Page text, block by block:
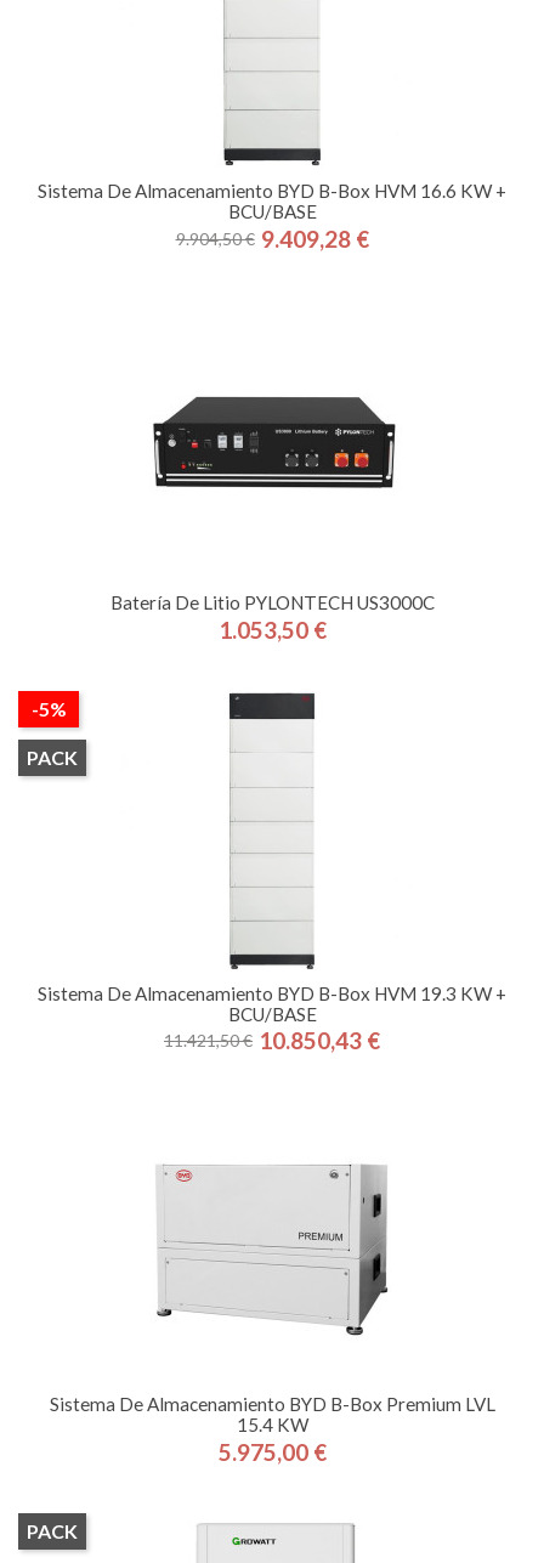
Sistema De Almacenamiento BYD B-Box HVM 16.6 KW +
BCU/BASE
Precio
9.904,50 € Precio
9.409,28 €
Batería De Litio PYLONTECH US3000C
Precio
1.053,50 €
Sistema De Almacenamiento BYD B-Box HVM 19.3 KW +
BCU/BASE
Precio
11.421,50 € Precio
10.850,43 €
-5%
PACK
Sistema De Almacenamiento BYD B-Box Premium LVL
15.4 KW
Precio
5.975,00 €
PACK